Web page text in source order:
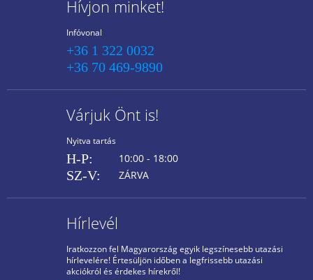
Hívjon minket!
Infóvonal
+36 1 322 0032
+36 70 469-9890
Várjuk Önt is!
Nyitva tartás
H-P: 10:00 - 18:00
SZ-V: ZÁRVA
Hírlevél
Iratkozzon fel Magyarország egyik legszínesebb utazási
hírlevelére! Értesüljön időben a legfrissebb utazási
akciókról és érdekes hírekről!